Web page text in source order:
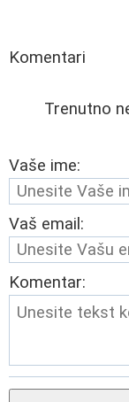
Komentari
Trenutno
Vaše ime:
Vaš email:
Komentar: